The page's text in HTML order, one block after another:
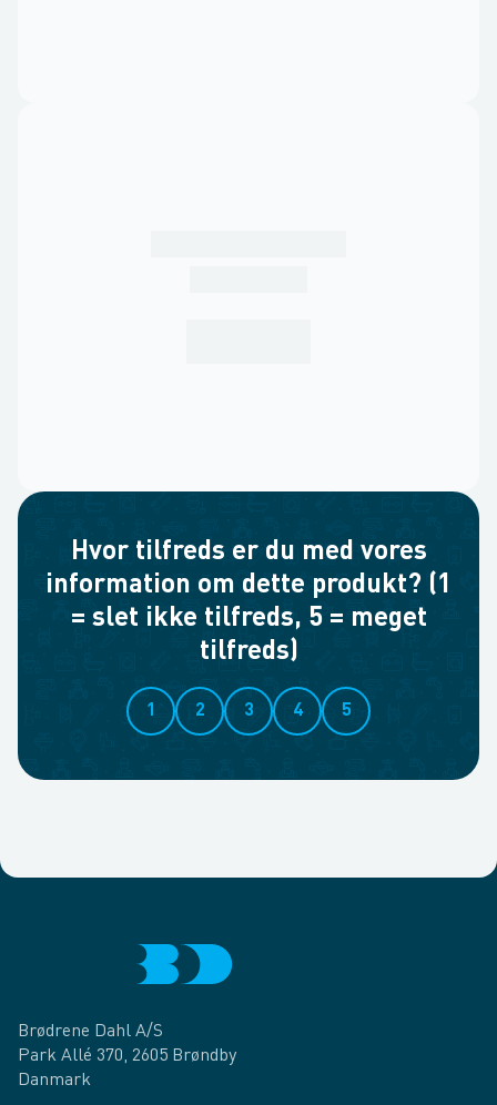
Hvor tilfreds er du med vores
information om dette produkt? (1
= slet ikke tilfreds, 5 = meget
tilfreds)
1 2 3 4 5
Brødrene Dahl A/S
Park Allé 370, 2605 Brøndby
Danmark